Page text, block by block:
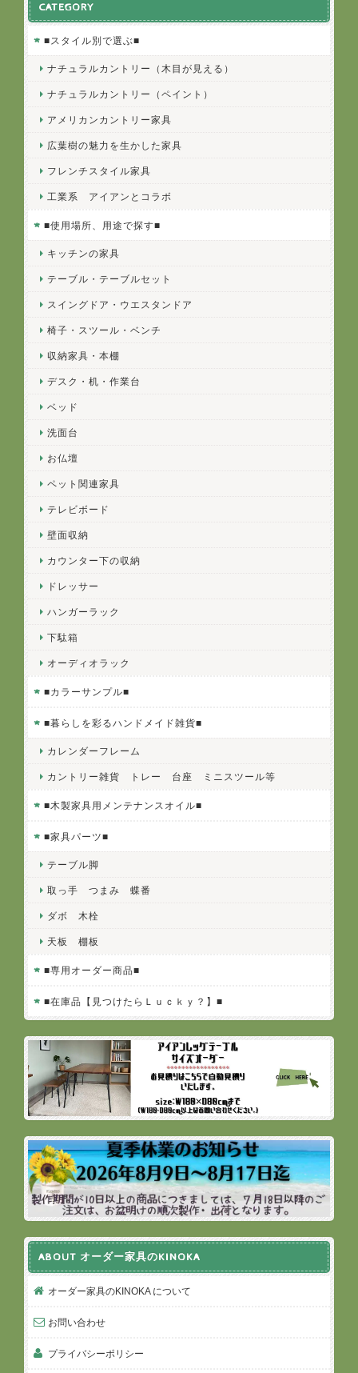
CATEGORY
■スタイル別で選ぶ■
ナチュラルカントリー（木目が見える）
ナチュラルカントリー（ペイント）
アメリカンカントリー家具
広葉樹の魅力を生かした家具
フレンチスタイル家具
工業系 アイアンとコラボ
■使用場所、用途で探す■
キッチンの家具
テーブル・テーブルセット
スイングドア・ウエスタンドア
椅子・スツール・ベンチ
収納家具・本棚
デスク・机・作業台
ベッド
洗面台
お仏壇
ペット関連家具
テレビボード
壁面収納
カウンター下の収納
ドレッサー
ハンガーラック
下駄箱
オーディオラック
■カラーサンプル■
■暮らしを彩るハンドメイド雑貨■
カレンダーフレーム
カントリー雑貨 トレー 台座 ミニスツール等
■木製家具用メンテナンスオイル■
■家具パーツ■
テーブル脚
取っ手 つまみ 蝶番
ダボ 木栓
天板 棚板
■専用オーダー商品■
■在庫品【見つけたらＬｕｃｋｙ？】■
ABOUT オーダー家具のKINOKA
オーダー家具のKINOKA について
お問い合わせ
プライバシーポリシー